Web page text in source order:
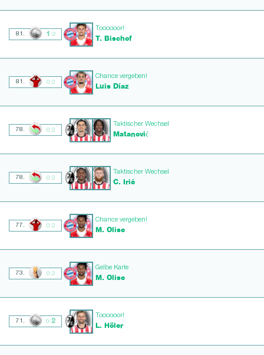
81. 1 :2
Toooooor!
T. Bischof
81. 0:2
Chance vergeben!
Luis Díaz
78. 0:2
Taktischer Wechsel
Matanović
78. 0:2
Taktischer Wechsel
C. Irié
77. 0:2
Chance vergeben!
M. Olise
73. 0:2
Gelbe Karte
M. Olise
71. 0:2
Toooooor!
L. Höler